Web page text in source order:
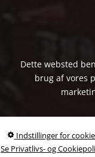
Dette websted
brug af vores
Indstillinger for
Se Privatlivs- og